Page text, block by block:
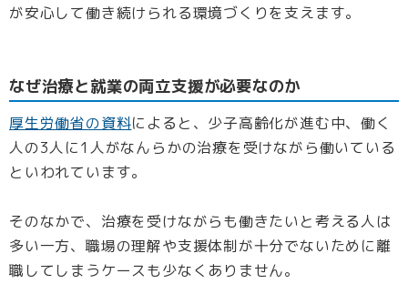
が安心して働き続けられる環境づくりを支えます。
なぜ治療と就業の両立支援が必要なのか
厚生労働省の資料によると、少子高齢化が進む中、働く
人の3人に1人がなんらかの治療を受けながら働いている
といわれています。
そのなかで、治療を受けながらも働きたいと考える人は
多い一方、職場の理解や支援体制が十分でないために離
職してしまうケースも少なくありません。